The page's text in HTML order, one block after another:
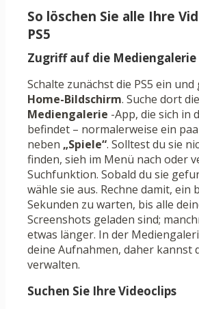
So löschen Sie alle Ihre
PS5
Zugriff auf die Mediengalerie
Schalte zunächst die PS5 ein und
Home-Bildschirm. Suche dort die
Mediengalerie -App, die sich in
befindet – normalerweise ein
neben „Spiele“. Solltest du sie
finden, sieh im Menü nach oder
Suchfunktion. Sobald du sie
wähle sie aus. Rechne damit, ein
Sekunden zu warten, bis alle
Screenshots geladen sind;
etwas länger. In der
deine Aufnahmen, daher kannst
verwalten.
Suchen Sie Ihre Videoclips